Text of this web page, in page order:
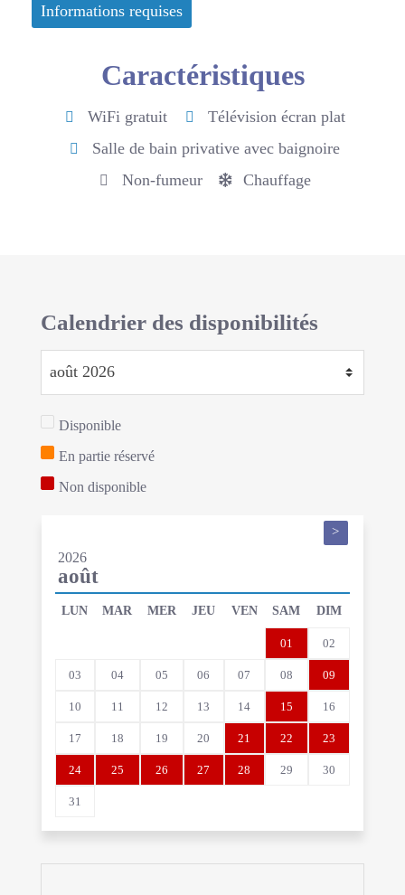
Informations requises
Caractéristiques
WiFi gratuit
Télévision écran plat
Salle de bain privative avec baignoire
Non-fumeur
Chauffage
Calendrier des disponibilités
Disponible
En partie réservé
Non disponible
2026
août
>
LUN MAR MER JEU VEN SAM DIM
01 02
03 04 05 06 07 08 09
10 11 12 13 14 15 16
17 18 19 20 21 22 23
24 25 26 27 28 29 30
31